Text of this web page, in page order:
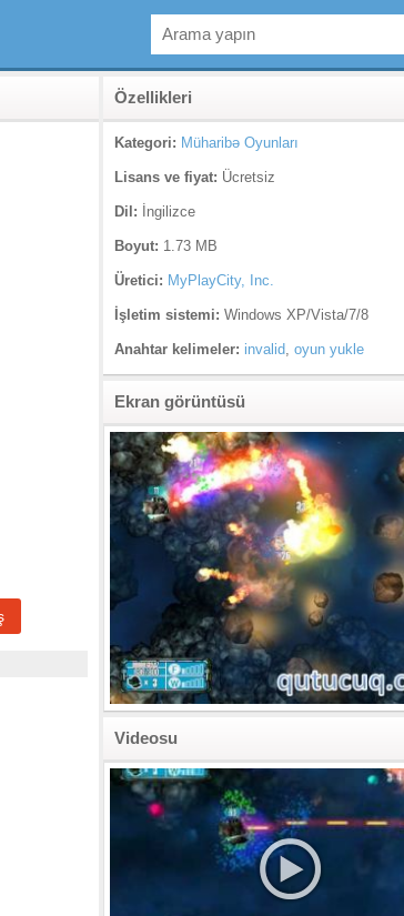
Özellikleri
Kategori: Müharibə Oyunları
Lisans ve fiyat: Ücretsiz
Dil: İngilizce
Boyut: 1.73 MB
Üretici: MyPlayCity, Inc.
İşletim sistemi: Windows XP/Vista/7/8
Anahtar kelimeler: invalid, oyun yukle
Ekran görüntüsü
Videosu